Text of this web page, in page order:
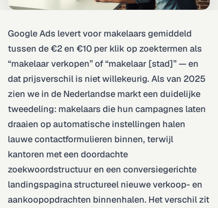
Google Ads levert voor makelaars gemiddeld
tussen de €2 en €10 per klik op zoektermen als
“makelaar verkopen” of “makelaar [stad]” — en
dat prijsverschil is niet willekeurig. Als van 2025
zien we in de Nederlandse markt een duidelijke
tweedeling: makelaars die hun campagnes laten
draaien op automatische instellingen halen
lauwe contactformulieren binnen, terwijl
kantoren met een doordachte
zoekwoordstructuur en een conversiegerichte
landingspagina structureel nieuwe verkoop- en
aankoopopdrachten binnenhalen. Het verschil zit